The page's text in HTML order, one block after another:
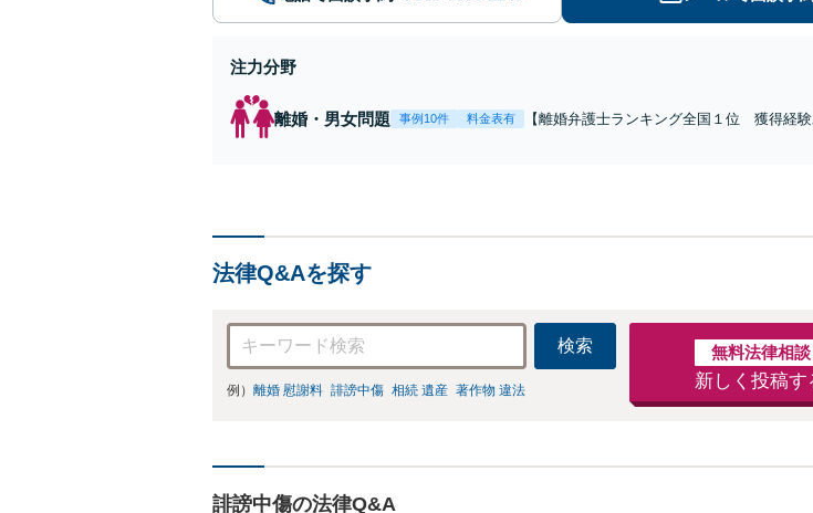
注力分野
離婚・男女問題 事例10件 料金表有
【離婚弁護士ランキング全国１位 獲得経験
法律Q&Aを探す
検索
例） 離婚 慰謝料 誹謗中傷 相続 遺産 著作物 違法
無料法律相談
新しく投稿す
誹謗中傷の法律Q&A